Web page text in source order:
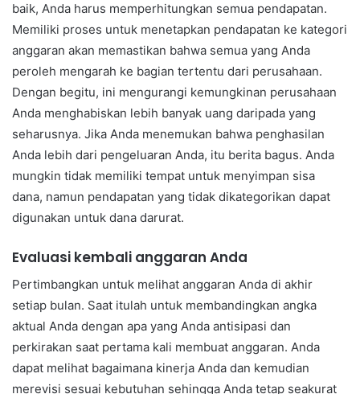
baik, Anda harus memperhitungkan semua pendapatan.
Memiliki proses untuk menetapkan pendapatan ke kategori
anggaran akan memastikan bahwa semua yang Anda
peroleh mengarah ke bagian tertentu dari perusahaan.
Dengan begitu, ini mengurangi kemungkinan perusahaan
Anda menghabiskan lebih banyak uang daripada yang
seharusnya. Jika Anda menemukan bahwa penghasilan
Anda lebih dari pengeluaran Anda, itu berita bagus. Anda
mungkin tidak memiliki tempat untuk menyimpan sisa
dana, namun pendapatan yang tidak dikategorikan dapat
digunakan untuk dana darurat.
Evaluasi kembali anggaran Anda
Pertimbangkan untuk melihat anggaran Anda di akhir
setiap bulan. Saat itulah untuk membandingkan angka
aktual Anda dengan apa yang Anda antisipasi dan
perkirakan saat pertama kali membuat anggaran. Anda
dapat melihat bagaimana kinerja Anda dan kemudian
merevisi sesuai kebutuhan sehingga Anda tetap seakurat